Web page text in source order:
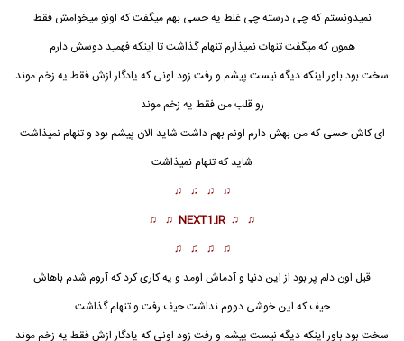
نمیدونستم که چی درسته چی غلط یه حسی بهم میگفت که اونو میخوامش فقط
همون که میگفت تنهات نمیذارم تنهام گذاشت تا اینکه فهمید دوسش دارم
سخت بودباور اینکه دیگه نیست پیشم و رفت زود اونی که یادگار ازش فقط یه زخم موند
رو قلب من فقط یه زخم موند
ای کاش حسی که من بهش دارم اونم بهم داشت شاید الان پیشم بود و تنهام نمیذاشت
شاید که تنهام نمیذاشت
♫ ♫ ♫ ♫
♫ ♫
NEXT1.IR
♫ ♫
♫ ♫ ♫ ♫
قبل اون دلم پر بود از این دنیا و آدماش اومد و یه کاری کرد که آروم شدم باهاش
حیف که این خوشی دووم نداشت حیف رفت و تنهام گذاشت
سخت بودباور اینکه دیگه نیست پیشم و رفت زود اونی که یادگار ازش فقط یه زخم موند